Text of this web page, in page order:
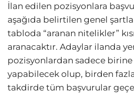
İlan edilen pozisyonlara
aşağıda belirtilen genel
tabloda “aranan nitelikler”
aranacaktır. Adaylar ilanda
pozisyonlardan sadece birine
yapabilecek olup, birden fazla
takdirde tüm başvurular